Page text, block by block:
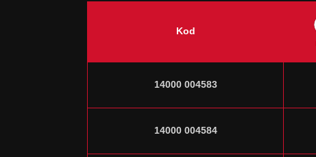
Kod
14000 004583
14000 004584